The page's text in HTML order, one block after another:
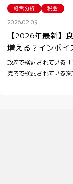
経営分析 税金
2026.02.09
【2026年最新】
増える？インボイ
政府で検討されている
党内で検討されている